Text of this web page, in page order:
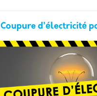
Coupure d'électricité